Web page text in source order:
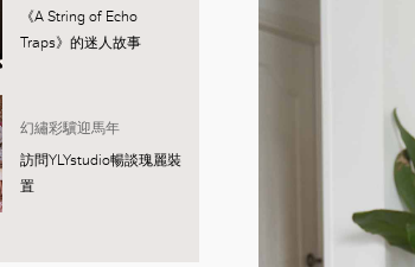
《A String of Echo
Traps》的迷人故事
幻繡彩驥迎馬年
訪問YLYstudio暢談瑰麗裝
置